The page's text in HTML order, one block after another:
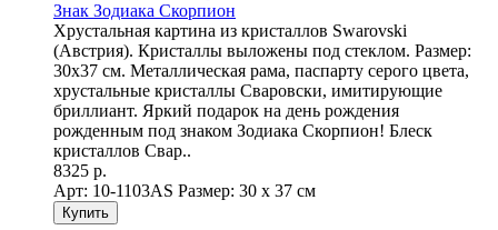
Знак Зодиака Скорпион
Хрустальная картина из кристаллов Swarovski
(Австрия). Кристаллы выложены под стеклом. Размер:
30х37 см. Металлическая рама, паспарту серого цвета,
хрустальные кристаллы Сваровски, имитирующие
бриллиант. Яркий подарок на день рождения
рожденным под знаком Зодиака Скорпион! Блеск
кристаллов Свар..
8325 р.
Арт: 10-1103AS Размер: 30 х 37 см